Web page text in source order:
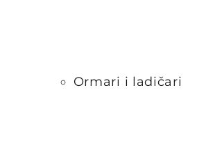
Ormari i ladičari